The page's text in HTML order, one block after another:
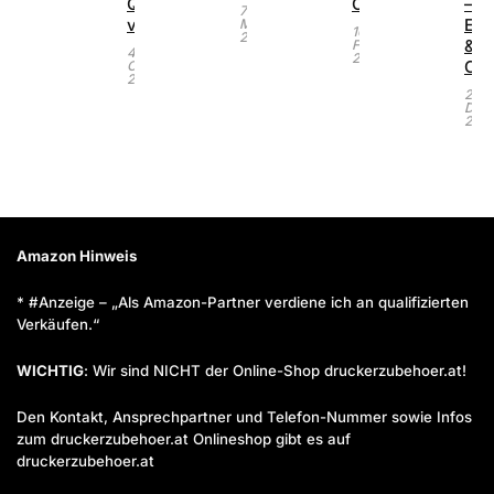
vergleichen
4.
Oktober
2023
7.
März
2026
16.
Februar
2022
&
23.
2021
Amazon Hinweis
* #Anzeige – „Als Amazon-Partner verdiene ich an qualifizierten
Verkäufen.“
WICHTIG: Wir sind NICHT der Online-Shop druckerzubehoer.at!
Den Kontakt, Ansprechpartner und Telefon-Nummer sowie Infos
zum druckerzubehoer.at Onlineshop gibt es auf
druckerzubehoer.at